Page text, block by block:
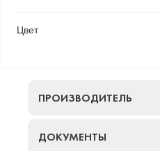
Цвет
ПРОИЗВОДИТЕЛЬ
ДОКУМЕНТЫ